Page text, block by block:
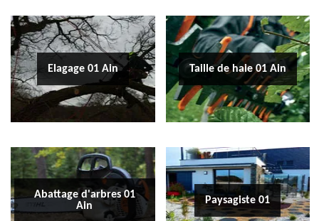
Elagage 01 Ain Taille de haie 01 Ain
Abattage d'arbres 01
Ain
Paysagiste 01